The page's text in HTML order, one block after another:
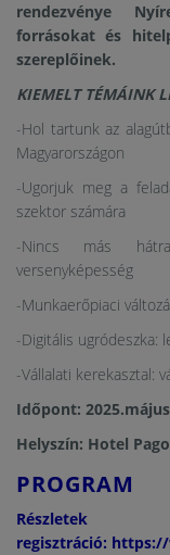
rendezvénye
forrásokat és
szereplőinek.
KIEMELT TÉMÁINK
-Hol tartunk az
Magyarországon
-Ugorjuk meg a
szektor számára
-Nincs más
versenyképesség
-Munkaerőpiaci
-Digitális ugródeszka:
-Vállalati kerekasztal:
Időpont:
Helyszín: Hotel
PROGRAM
regisztráció: